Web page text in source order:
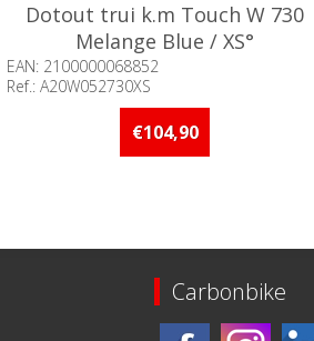
Dotout trui k.m Touch W 730
Melange Blue / XS°
EAN: 2100000068852
Ref.: A20W052730XS
Beschikbaarheid:: Minder dan 5 stuks
€104,90
Carbonbike